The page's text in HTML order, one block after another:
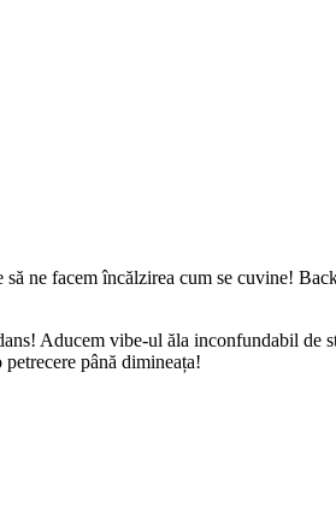
ne facem încălzirea cum se cuvine!
Aducem vibe-ul ăla inconfundabil
până dimineața!